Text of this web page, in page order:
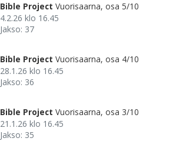
Bible Project Vuorisaarna, osa 5/10
4.2.26 klo 16.45
Jakso: 37
Bible Project Vuorisaarna, osa 4/10
28.1.26 klo 16.45
Jakso: 36
Bible Project Vuorisaarna, osa 3/10
21.1.26 klo 16.45
Jakso: 35